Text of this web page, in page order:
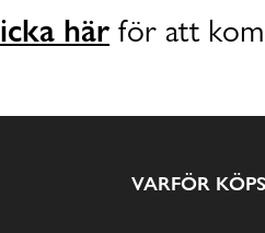
här för att
VARFÖR